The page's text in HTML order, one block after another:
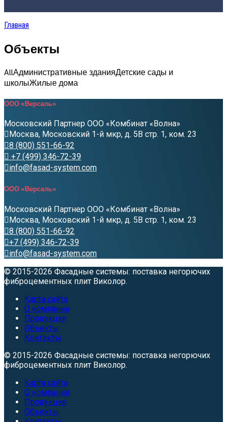
Главная
Объекты
AllАдминистративные зданияДетские сады и
школыЖилые дома
ООО «Версаль»
Московский Партнер ООО «Комбинат «Волна»
Москва, Московский 1-й мкр, д. 5В стр. 1, ком. 23
8 (800) 551-66-92
+7 (499) 346-72-39
info@fasad-system.com
ООО «Версаль»
Московский Партнер ООО «Комбинат «Волна»
Москва, Московский 1-й мкр, д. 5В стр. 1, ком. 23
8 (800) 551-66-92
+7 (499) 346-72-39
info@fasad-system.com
© 2015-2026 Фасадные системы: поставка негорючих
фиброцементных плит Виколор.
Карта сайта
О компании
Продукция
Объекты
Контакты
© 2015-2026 Фасадные системы: поставка негорючих
фиброцементных плит Виколор.
Карта сайта
О компании
Продукция
Объекты